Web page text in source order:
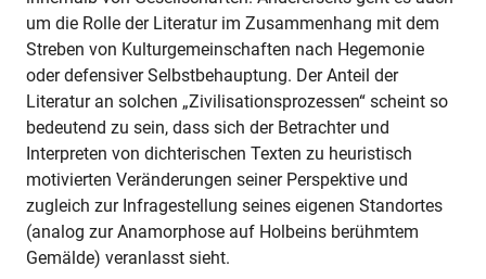
um die Rolle der Literatur im Zusammenhang mit dem
Streben von Kulturgemeinschaften nach Hegemonie
oder defensiver Selbstbehauptung. Der Anteil der
Literatur an solchen „Zivilisationsprozessen“ scheint so
bedeutend zu sein, dass sich der Betrachter und
Interpreten von dichterischen Texten zu heuristisch
motivierten Veränderungen seiner Perspektive und
zugleich zur Infragestellung seines eigenen Standortes
(analog zur Anamorphose auf Holbeins berühmtem
Gemälde) veranlasst sieht.